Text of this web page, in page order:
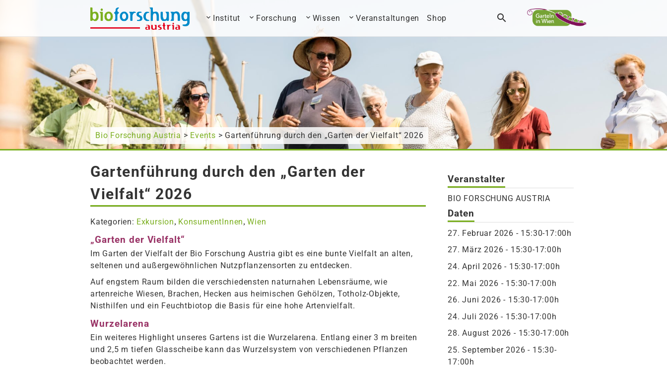
Wonach suchen Sie? Institut Forschung Wissen Veranstaltungen Shop
Bio Forschung Austria > Events > Gartenführung durch den „Garten der Vielfalt“ 2026
Gartenführung durch den „Garten der
Vielfalt“ 2026
Kategorien: Exkursion, KonsumentInnen,Wien
„Garten der Vielfalt“
Im Garten der Vielfalt der Bio Forschung Austria gibt es eine bunte Vielfalt an alten,
seltenen und außergewöhnlichen Nutzpflanzensorten zu entdecken.
Auf engstem Raum bilden die verschiedensten naturnahen Lebensräume, wie
artenreiche Wiesen, Brachen, Hecken aus heimischen Ge­hölzen, Totholz-Objekte,
Nisthilfen und ein Feuchtbiotop die Basis für eine hohe Artenvielfalt. ­
Wurzelarena
Ein weiteres Highlight unseres Gartens ist die Wurzelarena. Entlang einer 3 m breiten
und 2,5 m tiefen Glasscheibe kann das Wurzelsystem von verschiedenen Pflanzen
beobachtet werden.
Veranstalter
BIO FORSCHUNG AUSTRIA
Daten
27. Februar 2026 - 15:30-17:00h
27. März 2026 - 15:30-17:00h
24. April 2026 - 15:30-17:00h
22. Mai 2026 - 15:30-17:00h
26. Juni 2026 - 15:30-17:00h
24. Juli 2026 - 15:30-17:00h
28. August 2026 - 15:30-17:00h
25. September 2026 - 15:30-
17:00h